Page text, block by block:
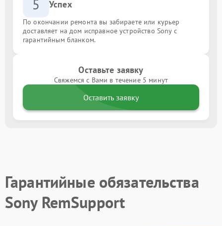
5 Успех
По окончании ремонта вы забираете или курьер
доставляет на дом исправное устройство Sony с
гарантийным бланком.
Оставьте заявку
Свяжемся с Вами в течение 5 минут
Оставить заявку
Гарантийные обязательства
Sony RemSupport